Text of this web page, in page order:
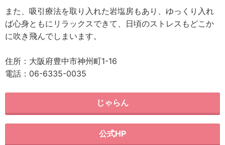
また、吸引療法を取り入れた岩塩房もあり、ゆっくり入れ
ば心身ともにリラックスできて、日頃のストレスもどこか
に吹き飛んでしまいます。
住所：大阪府豊中市神州町1-16
電話：06-6335-0035
じゃらん
公式HP